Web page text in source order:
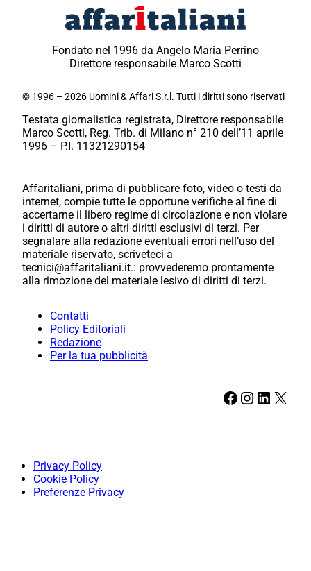
Fondato nel 1996 da Angelo Maria Perrino
Direttore responsabile Marco Scotti
© 1996 – 2026 Uomini & Affari S.r.l. Tutti i diritti sono riservati
Testata giornalistica registrata, Direttore responsabile
Marco Scotti, Reg. Trib. di Milano n° 210 dell’11 aprile
1996 – P.I. 11321290154
Affaritaliani, prima di pubblicare foto, video o testi da
internet, compie tutte le opportune verifiche al fine di
accertarne il libero regime di circolazione e non violare
i diritti di autore o altri diritti esclusivi di terzi. Per
segnalare alla redazione eventuali errori nell’uso del
materiale riservato, scriveteci a
tecnici@affaritaliani.it.: provvederemo prontamente
alla rimozione del materiale lesivo di diritti di terzi.
Contatti
Policy Editoriali
Redazione
Per la tua pubblicità
Facebook Instagram LinkedIn X
Privacy Policy
Cookie Policy
Preferenze Privacy